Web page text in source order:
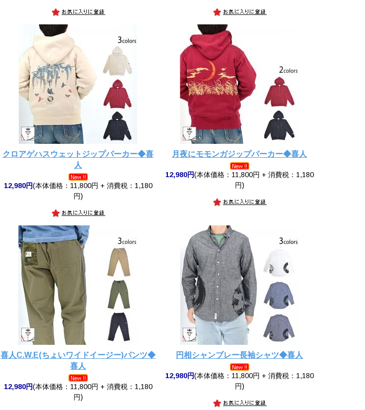
クロアゲハスウェットジップパーカー◆喜
人
12,980円(本体価格：11,800円 + 消費税：1,180
円)
月夜にモモンガジップパーカー◆喜人
12,980円(本体価格：11,800円 + 消費税：1,180
円)
喜人C.W.E(ちょいワイドイージー)パンツ◆
喜人
12,980円(本体価格：11,800円 + 消費税：1,180
円)
円相シャンブレー長袖シャツ◆喜人
12,980円(本体価格：11,800円 + 消費税：1,180
円)